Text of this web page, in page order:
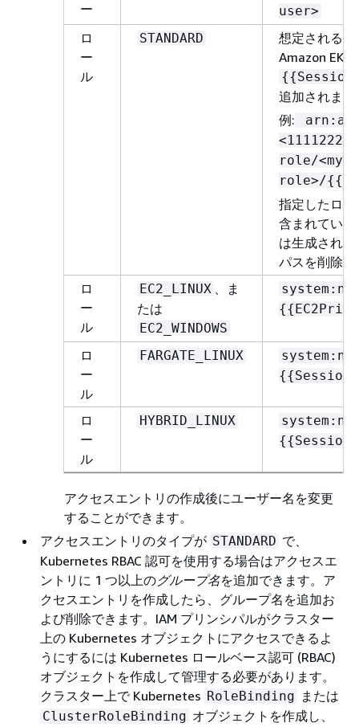
ー
user>
ロ
ー
ル
STANDARD
想定されるロ
Amazon EKS
{{
追加されます
例:
role/<my-
role>/{{
指定したロー
含まれている
は生成され
パスを削除
ロ
ー
ル
EC2_LINUX 、ま
たは
EC2_WINDOWS
{{
ロ
ー
ル
FARGATE_LINUX
{{
ロ
ー
ル
HYBRID_LINUX
{{
アクセスエントリの作成後にユーザー名を変更
することができます。
アクセスエントリのタイプが STANDARD で、
Kubernetes RBAC 認可を使用する場合はアクセスエ
ントリに 1 つ以上のグループ名を追加できます。ア
クセスエントリを作成したら、グループ名を追加お
よび削除できます。IAM プリンシパルがクラスター
上の Kubernetes オブジェクトにアクセスできるよ
うにするには Kubernetes ロールベース認可 (RBAC)
オブジェクトを作成して管理する必要があります。
クラスター上で Kubernetes RoleBinding または
ClusterRoleBinding オブジェクトを作成し、